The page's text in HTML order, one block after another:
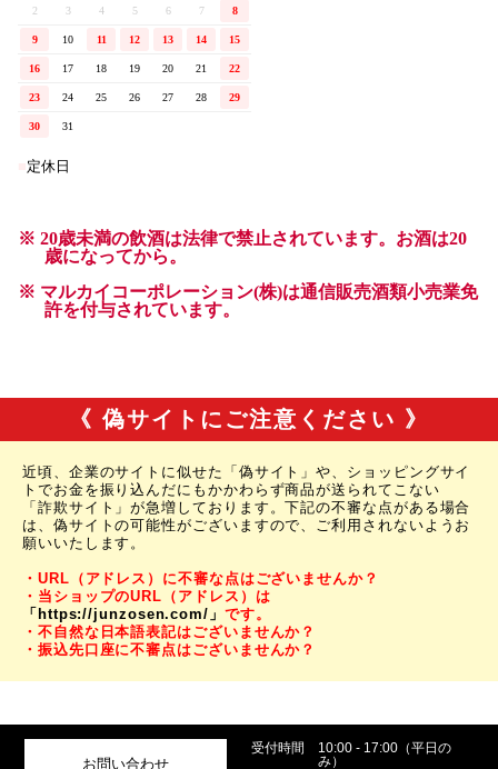
《 偽サイトにご注意ください 》
近頃、企業のサイトに似せた「偽サイト」や、ショッピングサイ
トでお金を振り込んだにもかかわらず商品が送られてこない
「詐欺サイト」が急増しております。下記の不審な点がある場合
は、偽サイトの可能性がございますので、ご利用されないようお
願いいたします。
・URL（アドレス）に不審な点はございませんか？
・当ショップのURL（アドレス）は
「https://junzosen.com/」 です。
・不自然な日本語表記はございませんか？
・振込先口座に不審点はございませんか？
お問い合わせ
受付時間
10:00 - 17:00（平日の
み）